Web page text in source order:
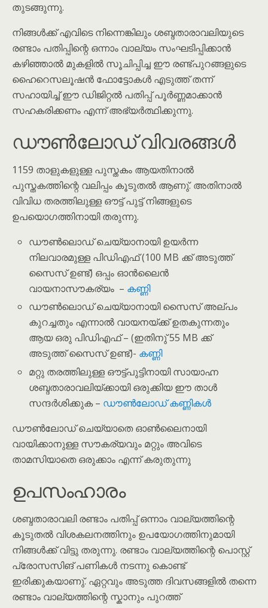
തുടങ്ങുന്നു.
നിങ്ങൾക്ക് എവിടെ നിന്നെങ്കിലും ശബ്ദതാരാവലിയുടെ
രണ്ടാം പതിപ്പിന്റെ ഒന്നാം വാല്യം സംഘടിപ്പിക്കാൻ
കഴിഞ്ഞാൽ മുകളിൽ സൂചിപ്പിച്ച ഈ രണ്ട്പുറങ്ങളുടെ
ഹൈറെസലൂഷൻ ഫോട്ടോകൾ എടുത്ത് തന്ന്
സഹായിച്ച് ഈ ഡിജിറ്റൽ പതിപ്പ് പൂർണ്ണമാക്കാൻ
സഹകരിക്കണം എന്ന് അഭ്യർത്ഥിക്കുന്നു.
ഡൗൺലോഡ് വിവരങ്ങൾ
1159 താളുകളുള്ള പുസ്തകം ആയതിനാൽ
പുസ്തകത്തിന്റെ വലിപ്പം കൂടുതൽ ആണു്. അതിനാൽ
വിവിധ തരത്തിലുള്ള ഔട്ട് പുട്ട് നിങ്ങളുടെ
ഉപയൊഗത്തിനായി തരുന്നു.
ഡൗൺലൊഡ് ചെയ്യാനായി ഉയർന്ന
നിലവാരമുള്ള പിഡിഎഫ് (100 MB ക്ക് അടുത്ത്
സൈസ് ഉണ്ട്) ഒപ്പം ഓൻലൈൻ
വായനാസൗകര്യം – കണ്ണി
ഡൗൺലൊഡ് ചെയ്യാനായി സൈസ് അല്പം
കുറച്ചതും എന്നാൽ വായനയ്ക്ക് ഉതകുന്നതും
ആയ ഒരു പിഡിഎഫ് – (ഇതിനു് 55 MB ക്ക്
അടുത്ത് സൈസ് ഉണ്ട്)- കണ്ണി
മറ്റു തരത്തിലുള്ള ഔട്ട്പുട്ടിനായി സായാഹ്ന
ശബ്ദതാരാവലിയ്ക്കായി ഒരുക്കിയ ഈ താൾ
സന്ദർശിക്കുക – ഡൗൺലോഡ് കണ്ണികൾ
ഡൗൺലോഡ് ചെയ്യാതെ ഓൺലൈനായി
വായിക്കാനുള്ള സൗകര്യവും മറ്റും അവിടെ
താമസിയാതെ ഒരുക്കാം എന്ന് കരുതുന്നു
ഉപസംഹാരം
ശബ്ദതാരാവലി രണ്ടാം പതിപ്പ് ഒന്നാം വാല്യത്തിന്റെ
കൂടുതൽ വിശകലനത്തിനും ഉപയോഗത്തിനുമായി
നിങ്ങൾക്ക് വിട്ടു തരുന്നു. രണ്ടാം വാല്യത്തിന്റെ പൊസ്റ്റ്
പ്രോസസിങ് പണികൾ നടന്നു കൊണ്ട്
ഇരിക്കുകയാണു്. ഏറ്റവും അടുത്ത ദിവസങ്ങളിൽ തന്നെ
രണ്ടാം വാല്യത്തിന്റെ സ്കാനും പുറത്ത്